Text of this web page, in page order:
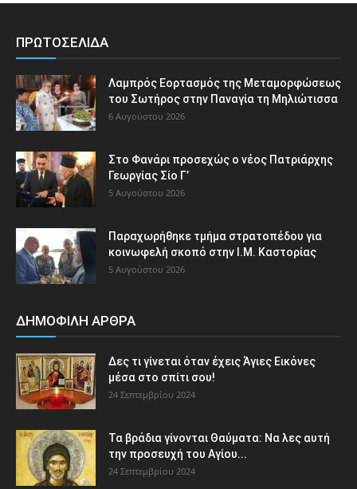
ΠΡΩΤΟΣΕΛΙΔΑ
Λαμπρός Εορτασμός της Μεταμορφώσεως
του Σωτήρος στην Παναγία τη Μηλιώτισσα
6 Αυγούστου 2026
Στο Φανάρι προσεχώς ο νέος Πατριάρχης
Γεωργίας Σίο Γ’
5 Αυγούστου 2026
Παραχωρήθηκε τμήμα στρατοπέδου για
κοινωφελή σκοπό στην Ι.Μ. Καστορίας
5 Αυγούστου 2026
ΔΗΜΟΦΙΛΗ ΑΡΘΡΑ
Δες τι γίνεται όταν έχεις Άγιες Εικόνες
μέσα στο σπίτι σου!
24 Σεπτεμβρίου 2024
Τα βράδια γίνονται Θαύματα: Να λες αυτή
την προσευχή του Αγίου...
24 Σεπτεμβρίου 2024